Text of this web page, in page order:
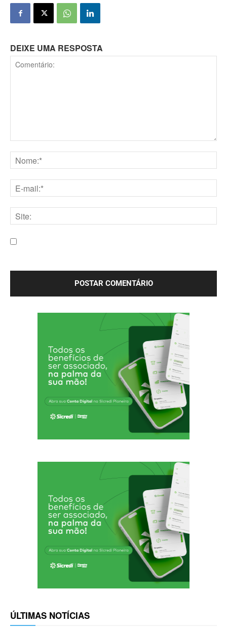
DEIXE UMA RESPOSTA
mail:*
ÚLTIMAS NOTÍCIAS